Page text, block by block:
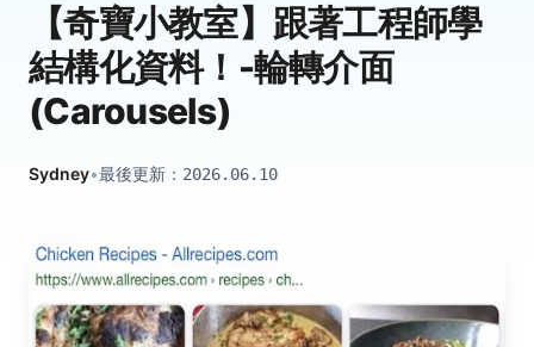
【奇寶小教室】跟著工程師學
結構化資料！-輪轉介面
(Carousels)
Sydney•最後更新： 2026.06.10